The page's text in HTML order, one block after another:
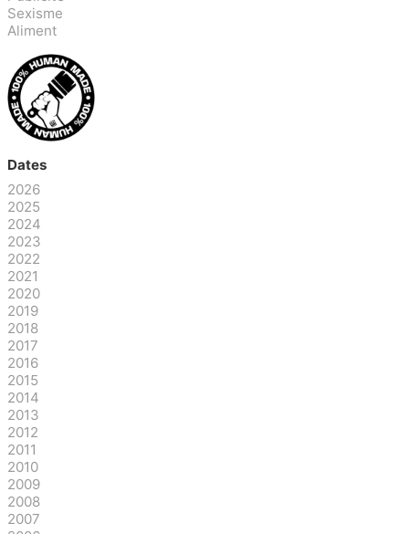
Sexisme
Aliment
Dates
2026
2025
2024
2023
2022
2021
2020
2019
2018
2017
2016
2015
2014
2013
2012
2011
2010
2009
2008
2007